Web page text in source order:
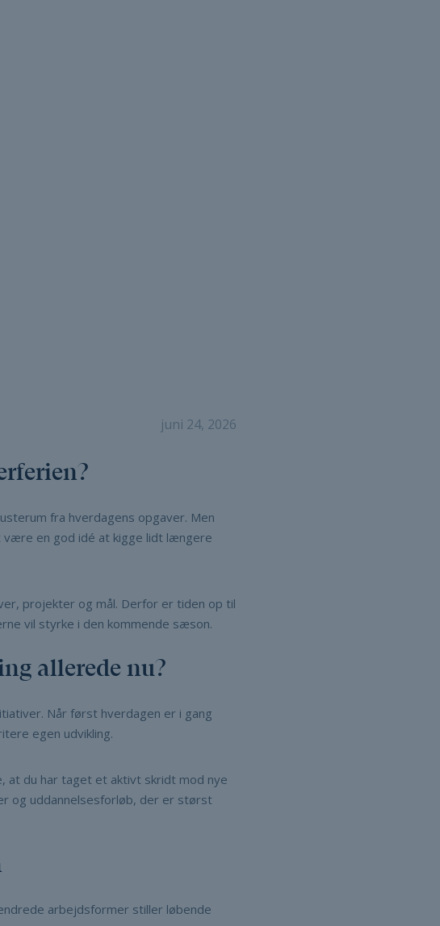
juni 24, 2026
fra hverdagens opgaver. Men
være en god idé at kigge lidt længere
projekter og mål. Derfor er tiden op til
vil styrke i den kommende sæson.
allerede nu?
Når først hverdagen er i gang
egen udvikling.
at du har taget et aktivt skridt mod nye
og uddannelsesforløb, der er størst
arbejdsformer stiller løbende